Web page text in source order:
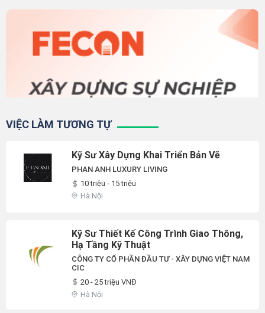
VIỆC LÀM TƯƠNG TỰ
Kỹ Sư Xây Dựng Khai Triển Bản Vẽ
PHAN ANH LUXURY LIVING
10 triệu - 15 triệu
Hà Nội
Kỹ Sư Thiết Kế Công Trình Giao Thông,
Hạ Tầng Kỹ Thuật
CÔNG TY CỔ PHẦN ĐẦU TƯ - XÂY DỰNG VIỆT NAM
CIC
20 - 25 triệu VNĐ
Hà Nội